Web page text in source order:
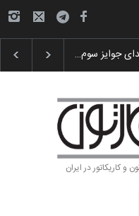
کاریکاتور در ایران